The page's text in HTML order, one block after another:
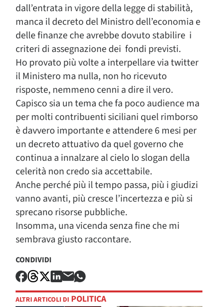
dall’entrata in vigore della legge di stabilità,
manca il decreto del Ministro dell’economia e
delle finanze che avrebbe dovuto stabilire i
criteri di assegnazione dei fondi previsti.
Ho provato più volte a interpellare via twitter
il Ministero ma nulla, non ho ricevuto
risposte, nemmeno cenni a dire il vero.
Capisco sia un tema che fa poco audience ma
per molti contribuenti siciliani quel rimborso
è davvero importante e attendere 6 mesi per
un decreto attuativo da quel governo che
continua a innalzare al cielo lo slogan della
celerità non credo sia accettabile.
Anche perché più il tempo passa, più i giudizi
vanno avanti, più cresce l’incertezza e più si
sprecano risorse pubbliche.
Insomma, una vicenda senza fine che mi
sembrava giusto raccontare.
CONDIVIDI
ALTRI ARTICOLI DI POLITICA